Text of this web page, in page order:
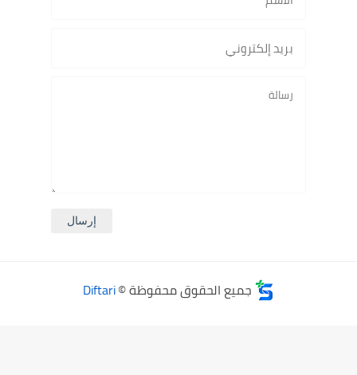
جميع الحقوق محفوظة ©Diftari